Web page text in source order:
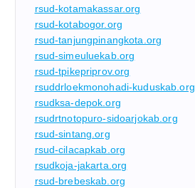
rsud-kotamakassar.org
rsud-kotabogor.org
rsud-tanjungpinangkota.org
rsud-simeuluekab.org
rsud-tpikepriprov.org
rsuddrloekmonohadi-kuduskab.org
rsudksa-depok.org
rsudrtnotopuro-sidoarjokab.org
rsud-sintang.org
rsud-cilacapkab.org
rsudkoja-jakarta.org
rsud-brebeskab.org